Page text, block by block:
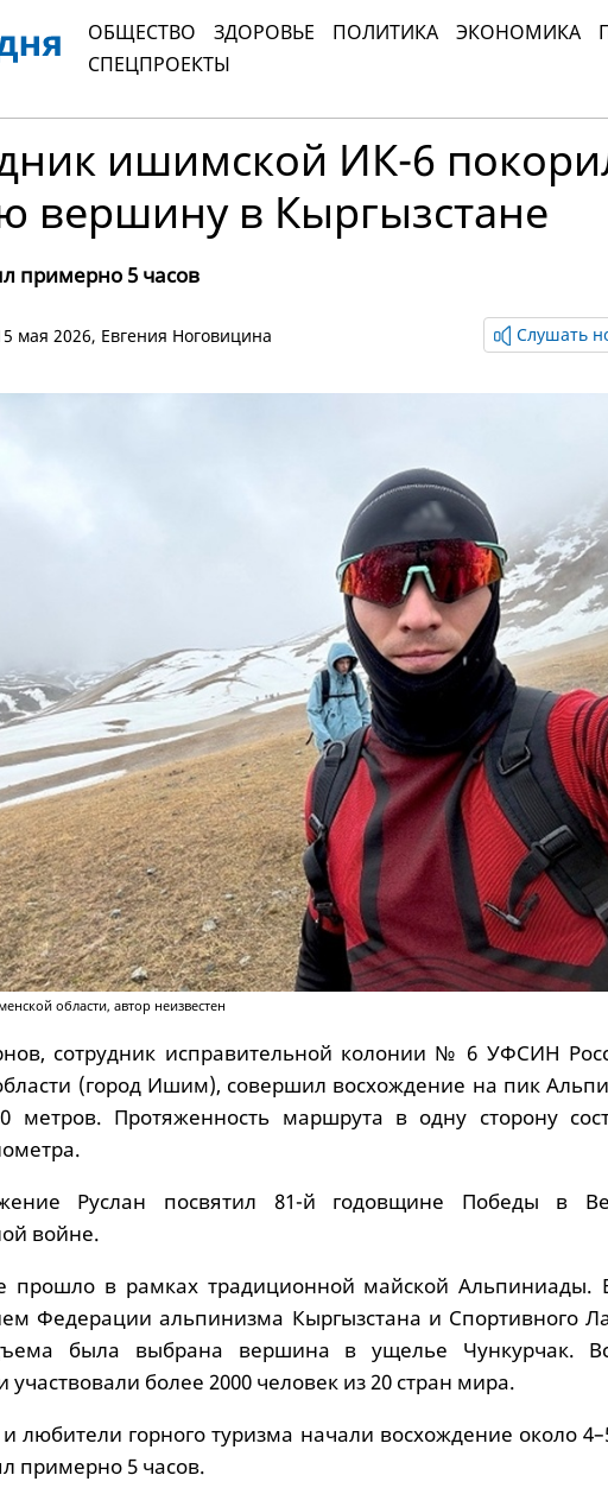
ОБЩЕСТВО ЗДОРОВЬЕ ПОЛИТИКА ЭКОНОМИКА
СПЕЦПРОЕКТЫ
ишимской ИК-6
вершину в Кыргызстане
примерно 5 часов
мая 2026, Евгения Ноговицина Слушать
области, автор неизвестен
сотрудник исправительной колонии № 6 УФСИН
(город Ишим), совершил восхождение на пик
метров. Протяженность маршрута в одну сторону
Руслан посвятил 81-й годовщине Победы в
войне.
прошло в рамках традиционной майской Альпиниады.
Федерации альпинизма Кыргызстана и Спортивного
была выбрана вершина в ущелье Чункурчак.
более 2000 человек из 20 стран мира.
любители горного туризма начали восхождение около
примерно 5 часов.